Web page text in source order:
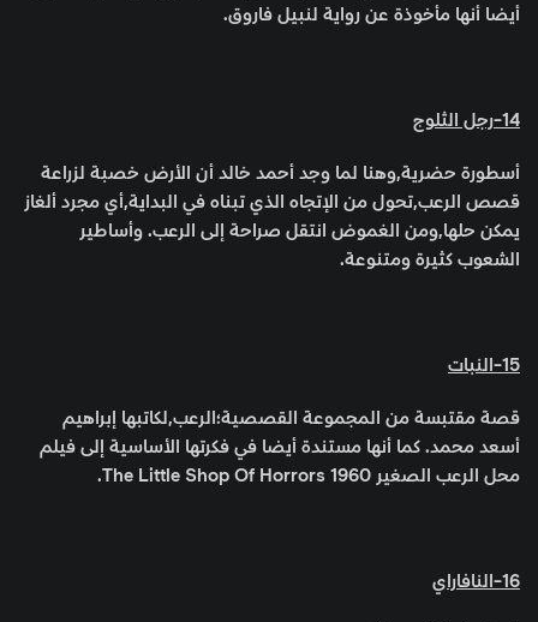
أيضا أنها مأخوذة عن رواية لنبيل فاروق.
14-رجل الثلوج
أسطورة حضرية,وهنا لما وجد أحمد خالد أن الأرض خصبة لزراعة
قصص الرعب,تحول من الإتجاه الذي تبناه في البداية,أي مجرد ألغاز
يمكن حلها,ومن الغموض انتقل صراحة إلى الرعب. وأساطير
الشعوب كثيرة ومتنوعة.
15-النبات
قصة مقتبسة من المجموعة القصصية؛الرعب,لكاتبها إبراهيم
أسعد محمد. كما أنها مستندة أيضا في فكرتها الأساسية إلى فيلم
محل الرعب الصغير The Little Shop Of Horrors 1960.
16-النافاراي